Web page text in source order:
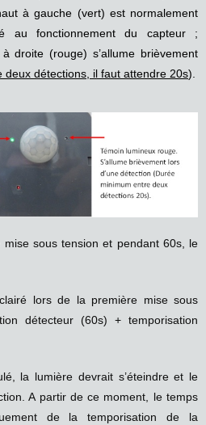
à gauche (vert) est normalement
au fonctionnement du capteur ;
droite (rouge) s’allume brièvement
deux détections, il faut attendre 20s).
sous tension et pendant 60s, le
lors de la première mise sous
détecteur (60s) + temporisation
la lumière devrait s’éteindre et le
A partir de ce moment, le temps
de la temporisation de la